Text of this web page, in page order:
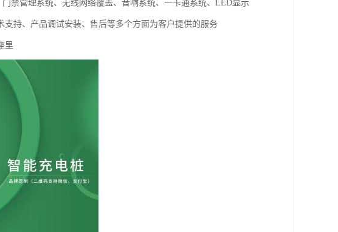
禁管理系统、无线网络覆盖、音响系统、一卡通系统、LED显示
持、产品调试安装、售后等多个方面为客户提供的服务
里